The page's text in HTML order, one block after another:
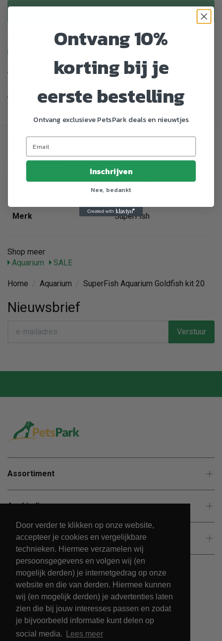
Door verder te klikken op onze website,
accepteer je cookies en vergelijkbare
technieken. Hiermee verzamelen wij
persoonsgegevens en volgen wij (en
mogelijk derden) je internetgedrag op onze
website en die van derden. Hiermee kunnen
wij (en mogelijk derden) je advertenties laten
zien die bij jouw interesses passen en zodat
je bijvoorbeeld informatie kunt delen op
social media.
Lees meer
Gratis Verzending vanaf € 39,-
Veilig en gemakkelijk betalen
Specificaties
767400
EAN nummer
8715897190766
Merk
SuperFish
Shop meer
Aquarium
SALE
Home Aquarium SuperFish Aquarium Goldfish kit 20
Nieuwsbrief
Verstuur
Assortiment
Aanbiedingen
Klantenservice
Ontvang 10%
korting bij je
eerste bestelling
Ontvang exclusieve PetsPark deals en nieuwtjes
Inschrijven
Nee, bedankt